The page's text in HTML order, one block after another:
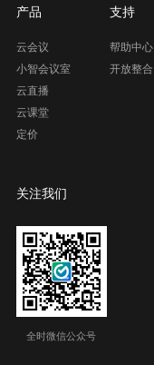
产品
云会议
小智会议室
云直播
云课堂
定价
支持
帮助中心
开放整合
关注我们
全时微信公众号